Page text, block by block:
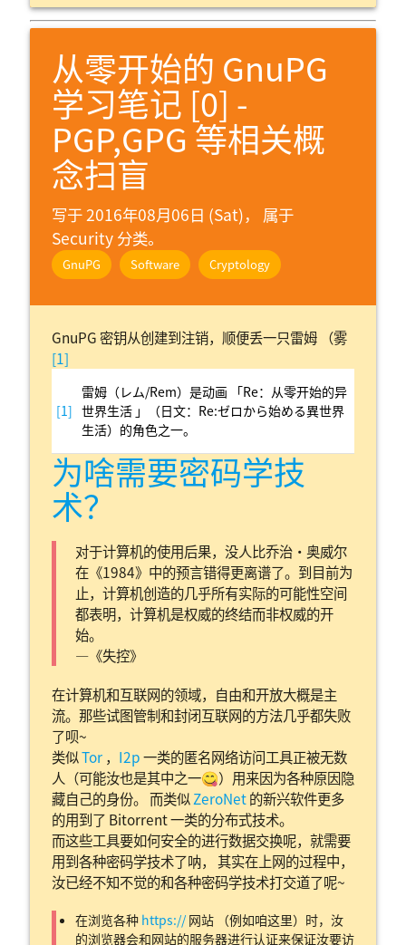
从零开始的 GnuPG
学习笔记 [0] -
PGP,GPG 等相关概
念扫盲
写于 2016年08月06日 (Sat)， 属于
Security 分类。
GnuPG Software Cryptology
GnuPG 密钥从创建到注销，顺便丢一只雷姆 （雾
[1]
[1]
雷姆（レム/Rem）是动画 「Re：从零开始的异
世界生活 」（日文：Re:ゼロから始める異世界
生活）的角色之一。
为啥需要密码学技
术？
对于计算机的使用后果，没人比乔治·奥威尔
在《1984》中的预言错得更离谱了。到目前为
止，计算机创造的几乎所有实际的可能性空间
都表明，计算机是权威的终结而非权威的开
始。
—《失控》
在计算机和互联网的领域，自由和开放大概是主
流。那些试图管制和封闭互联网的方法几乎都失败
了呗~
类似Tor， I2p一类的匿名网络访问工具正被无数
人（可能汝也是其中之一😋）用来因为各种原因隐
藏自己的身份。 而类似ZeroNet的新兴软件更多
的用到了 Bitorrent 一类的分布式技术。
而这些工具要如何安全的进行数据交换呢，就需要
用到各种密码学技术了呐， 其实在上网的过程中，
汝已经不知不觉的和各种密码学技术打交道了呢~
在浏览各种 https://网站 （例如咱这里）时，汝
的浏览器会和网站的服务器进行认证来保证汝要访